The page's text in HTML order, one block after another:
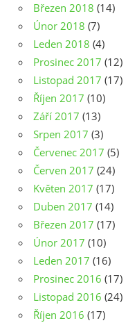
Březen 2018 (14)
Únor 2018 (7)
Leden 2018 (4)
Prosinec 2017 (12)
Listopad 2017 (17)
Říjen 2017 (10)
Září 2017 (13)
Srpen 2017 (3)
Červenec 2017 (5)
Červen 2017 (24)
Květen 2017 (17)
Duben 2017 (14)
Březen 2017 (17)
Únor 2017 (10)
Leden 2017 (16)
Prosinec 2016 (17)
Listopad 2016 (24)
Říjen 2016 (17)